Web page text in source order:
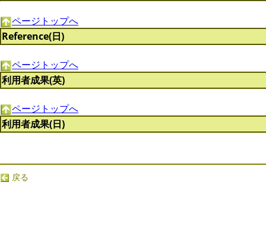
ページトップへ
Reference(日)
ページトップへ
利用者成果(英)
ページトップへ
利用者成果(日)
戻る